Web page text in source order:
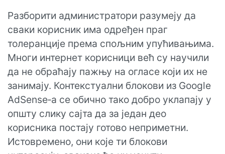
Разборити администратори разумеју да
сваки корисник има одређен праг
толеранције према спољним упућивањима.
Многи интернет корисници већ су научили
да не обраћају пажњу на огласе који их не
занимају. Контекстуални блокови из Google
AdSense‑а се обично тако добро уклапају у
општу слику сајта да за један део
корисника постају готово неприметни.
Истовремено, они које ти блокови